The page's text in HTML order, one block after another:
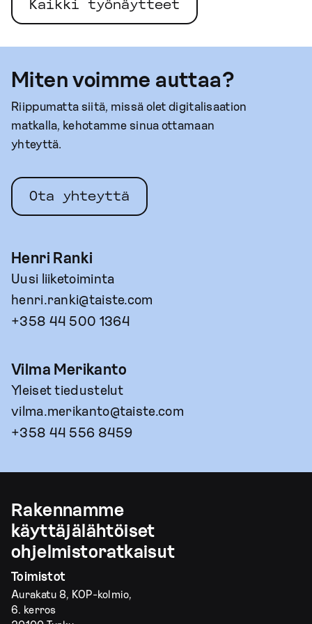
Kaikki työnäytteet
Miten voimme auttaa?
Riippumatta siitä, missä olet digitalisaation
matkalla, kehotamme sinua ottamaan
yhteyttä.
Ota yhteyttä
Henri Ranki
Uusi liiketoiminta
henri.ranki@taiste.com
+358 44 500 1364
Vilma Merikanto
Yleiset tiedustelut
vilma.merikanto@taiste.com
+358 44 556 8459
Toimistot
Aurakatu 8, KOP-kolmio,
6. kerros
Rakennamme
käyttäjälähtöiset
ohjelmistoratkaisut